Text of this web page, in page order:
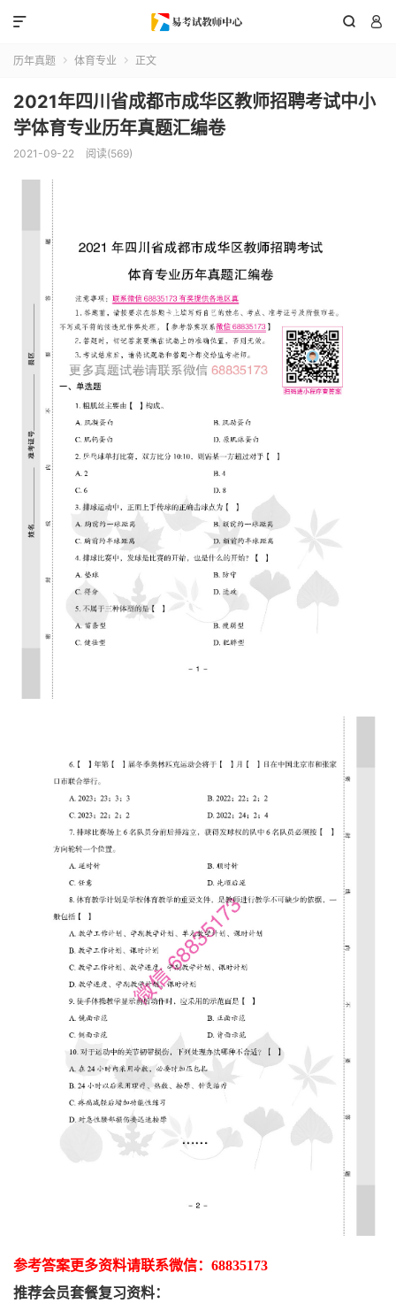
 

历年真题  体育专业  正文
2021年四川省成都市成华区教师招聘考试中小
学体育专业历年真题汇编卷
2021-09-22 阅读(569)
参考答案更多资料请联系微信： 68835173
推荐会员套餐复习资料：